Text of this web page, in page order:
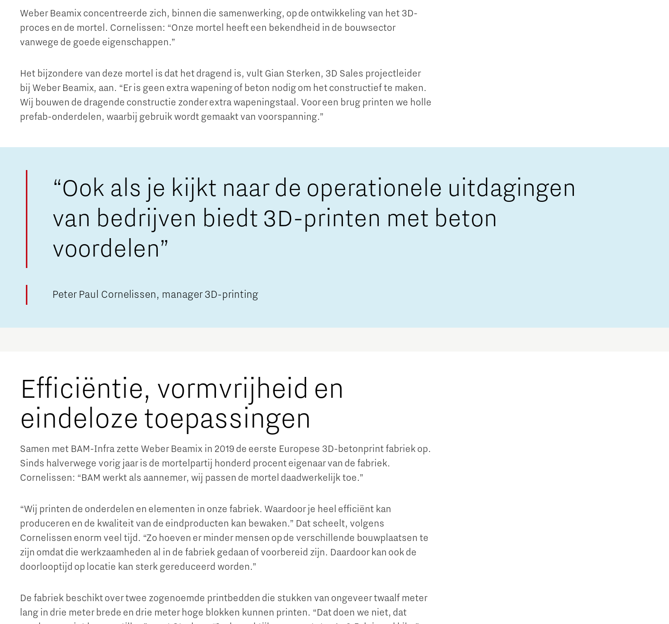
Weber Beamix concentreerde zich, binnen die samenwerking, op de ontwikkeling van het 3D-
proces en de mortel. Cornelissen: “Onze mortel heeft een bekendheid in de bouwsector
vanwege de goede eigenschappen.”
Het bijzondere van deze mortel is dat het dragend is, vult Gian Sterken, 3D Sales projectleider
bij Weber Beamix, aan. “Er is geen extra wapening of beton nodig om het constructief te maken.
Wij bouwen de dragende constructie zonder extra wapeningstaal. Voor een brug printen we holle
prefab-onderdelen, waarbij gebruik wordt gemaakt van voorspanning.”
“Ook als je kijkt naar de operationele uitdagingen
van bedrijven biedt 3D-printen met beton
voordelen”
Peter Paul Cornelissen, manager 3D-printing
Efficiëntie, vormvrijheid en
eindeloze toepassingen
Samen met BAM-Infra zette Weber Beamix in 2019 de eerste Europese 3D-betonprint fabriek op.
Sinds halverwege vorig jaar is de mortelpartij honderd procent eigenaar van de fabriek.
Cornelissen: “BAM werkt als aannemer, wij passen de mortel daadwerkelijk toe.”
“Wij printen de onderdelen en elementen in onze fabriek. Waardoor je heel efficiënt kan
produceren en de kwaliteit van de eindproducten kan bewaken.” Dat scheelt, volgens
Cornelissen enorm veel tijd. “Zo hoeven er minder mensen op de verschillende bouwplaatsen te
zijn omdat die werkzaamheden al in de fabriek gedaan of voorbereid zijn. Daardoor kan ook de
doorlooptijd op locatie kan sterk gereduceerd worden.”
De fabriek beschikt over twee zogenoemde printbedden die stukken van ongeveer twaalf meter
lang in drie meter brede en drie meter hoge blokken kunnen printen. “Dat doen we niet, dat